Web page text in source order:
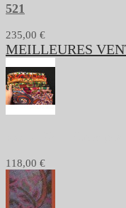
521
235,00 €
MEILLEURES
118,00 €